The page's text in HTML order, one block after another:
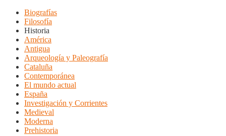
Biografías
Filosofía
Historia
América
Antigua
Arqueología y Paleografía
Cataluña
Contemporánea
El mundo actual
España
Investigación y Corrientes
Medieval
Moderna
Prehistoria